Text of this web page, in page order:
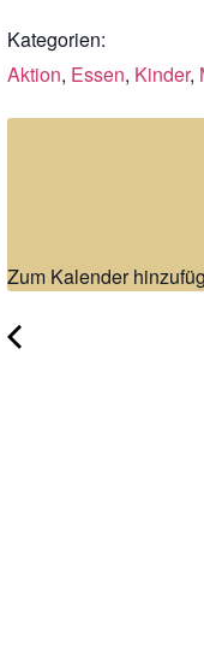
Kategorien:
Aktion, Essen, Kinder,
Zum Kalender